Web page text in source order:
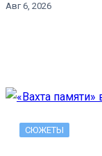
Авг 6, 2026
СЮЖЕТЫ